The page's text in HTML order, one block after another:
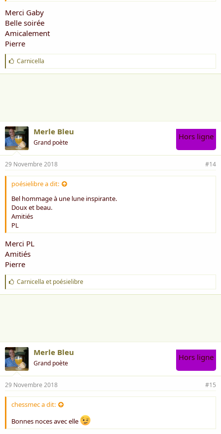
Merci Gaby
Belle soirée
Amicalement
Pierre
J
'
a
Carnicella
Merle Bleu
Grand poète
Hors ligne
29 Novembre 2018 #14
poésielibre a dit:
Bel hommage à une lune inspirante.
Doux et beau.
Amitiés
PL
Merci PL
Amitiés
Pierre
J
'
a
Carnicella et poésielibre
Merle Bleu
Grand poète
Hors ligne
29 Novembre 2018 #15
chessmec a dit:
Bonnes noces avec elle